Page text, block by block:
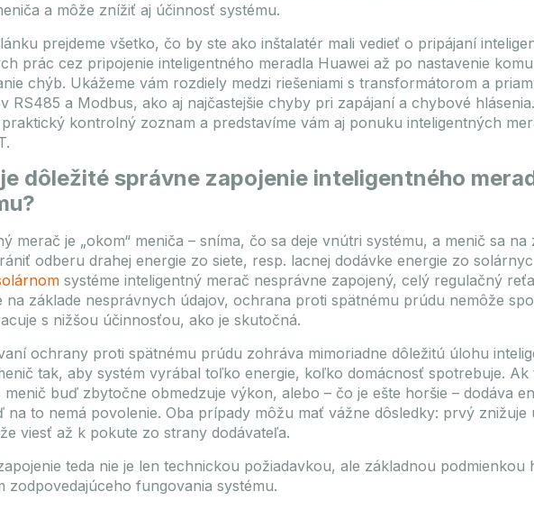
a môže znížiť aj účinnosť systému.
prejdeme všetko, čo by ste ako inštalatér mali vedieť o pripájaní
prác cez pripojenie inteligentného meradla Huawei až po nastavenie
chýb. Ukážeme vám rozdiely medzi riešeniami s transformátorom a
RS485 a Modbus, ako aj najčastejšie chyby pri zapájaní a chybové
praktický kontrolný zoznam a predstavíme vám aj ponuku inteligentných
dôležité správne zapojenie inteligentného
merač je „okom“ meniča – sníma, čo sa deje vnútri systému, a menič sa na
odberu drahej energie zo siete, resp. lacnej dodávke energie zo
systéme inteligentný merač nesprávne zapojený, celý regulačný
na základe nesprávnych údajov, ochrana proti spätnému prúdu nemôže
s nižšou účinnosťou, ako je skutočná.
ochrany proti spätnému prúdu zohráva mimoriadne dôležitú úlohu
tak, aby systém vyrábal toľko energie, koľko domácnosť spotrebuje. Ak
menič buď zbytočne obmedzuje výkon, alebo – čo je ešte horšie – dodáva
na to nemá povolenie. Oba prípady môžu mať vážne dôsledky: prvý znižuje
viesť až k pokute zo strany dodávateľa.
teda nie je len technickou požiadavkou, ale základnou podmienkou
zodpovedajúceho fungovania systému.
vyprší: 2026.09.10.
Výpredaj
Ponuka vyprší: 2026.09.10.
Na sklade
Ponuka